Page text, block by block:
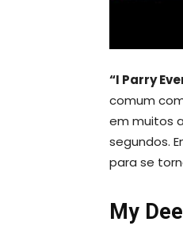
“I Parry
comum
em muitos
segundos.
para se
My